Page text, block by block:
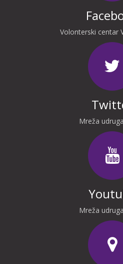
Volonterski centar
Mreža
Mreža